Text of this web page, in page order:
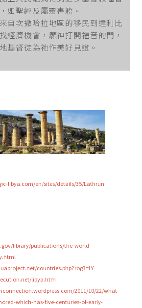
如聖經及屬靈書籍。
自次撒哈拉地區的移民到達利比
經濟機會，願神打開福音的門，
基督徒為祂作美好見證。
libya.com/en/sites/details/35/Lathrun
library/publications/the-world-
countries.php?rog3=LY
libya.htm
2011/10/22/what-
which-has-five-centuries-of-early-